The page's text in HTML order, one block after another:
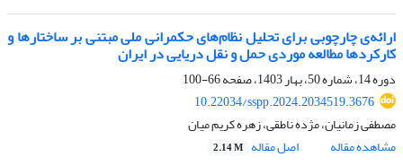
ارائه‌ی چارچوبی برای تحلیل نظام‌های حکمرانی ملی مبتنی بر ساختارها و
کارکردها مطالعه موردی حمل و نقل دریایی در ایران
دوره 14، شماره 50، بهار 1403، صفحه
66-100
10.22034/sspp.2024.2034519.3676
مصطفی زمانیان، مژده ناطقی، زهره کریم میان
مشاهده مقاله
اصل مقاله 2.14 M